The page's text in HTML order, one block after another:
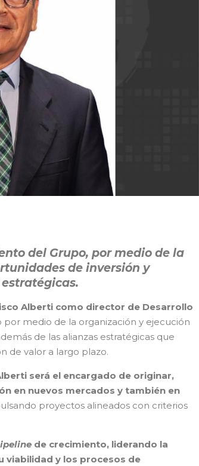
del Grupo, por medio de la
de inversión y
Alberti como director de Desarrollo
medio de la organización y ejecución
de las alianzas estratégicas que
de valor a largo plazo.
será el encargado de originar,
en nuevos mercados y también en
proyectos alineados con criterios
de crecimiento, liderando la
viabilidad y los procesos de